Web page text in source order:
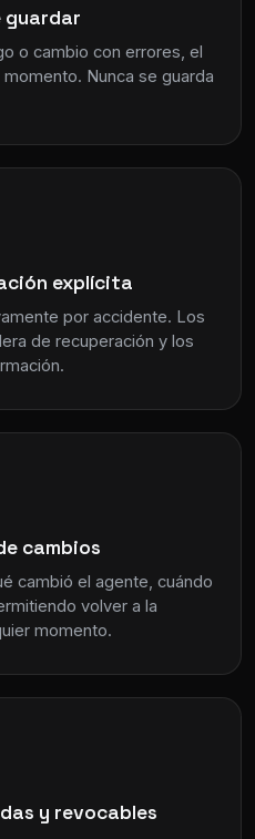
guardar
o cambio con errores, el
Nunca se guarda
explícita
por accidente. Los
de recuperación y los
cambios
cambió el agente, cuándo
volver a la
momento.
y revocables